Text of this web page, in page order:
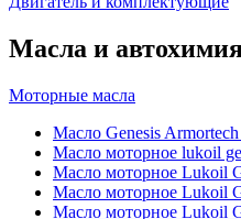
Масла и
Моторные масла
Масло Genesis
Масло моторное lukoil
Масло моторное Lukoil
Масло моторное Lukoil
Масло моторное Lukoil